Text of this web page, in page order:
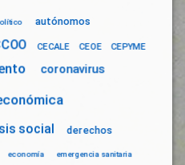
autónomos
CECALE CEOE CEPYME
coronavirus
social derechos
economía emergencia sanitaria